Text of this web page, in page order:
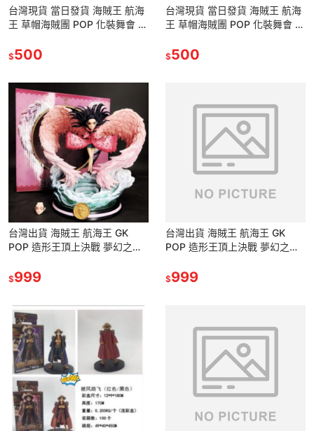
台灣現貨 當日發貨 海賊王 航海
王 草帽海賊團 POP 化裝舞會 假
古學家 公仔 景品
$500
台灣現貨 當日發貨 海賊王 航海
王 草帽海賊團 POP 化裝舞會 假
古學家 公仔 景品
$500
台灣出貨 海賊王 航海王 GK
POP 造形王頂上決戰 夢幻之翼
花花果實 考古學家
$999
台灣出貨 海賊王 航海王 GK
POP 造形王頂上決戰 夢幻之翼
花花果實 考古學家
$999